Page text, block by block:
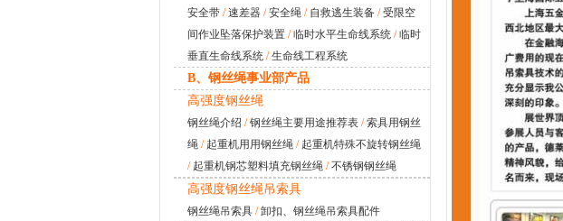
安全带 /速差器 /安全绳 / 自救逃生装备 /受限空
间作业坠落保护装置 /临时水平生命线系统 /临时
垂直生命线系统 /生命线工程系统
B、钢丝绳事业部产品
高强度钢丝绳
钢丝绳介绍 /钢丝绳主要用途推荐表 /索具用钢丝
绳 / 起重机用用钢丝绳 / 起重机特殊不旋转钢丝绳
/ 起重机钢芯塑料填充钢丝绳 /不锈钢钢丝绳
高强度钢丝绳吊索具
钢丝绳吊索具 /卸扣、钢丝绳吊索具配件